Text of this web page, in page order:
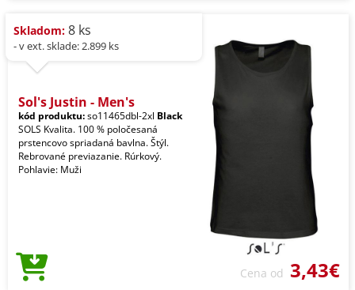
Skladom: 8 ks
- v ext. sklade: 2.899 ks
Sol's Justin - Men's
kód produktu:so11465dbl-2xl Black
SOLS Kvalita. 100 % poločesaná
prstencovo spriadaná bavlna. Štýl.
Rebrované previazanie. Rúrkový.
Pohlavie: Muži
Cena od 3,43€